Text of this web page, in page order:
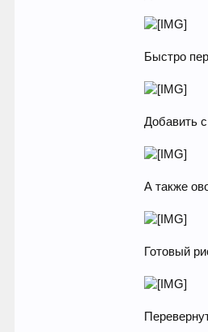
Быстро
Добавить
А также
Готовый